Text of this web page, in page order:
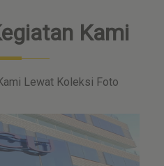
Kami
Lewat Koleksi Foto